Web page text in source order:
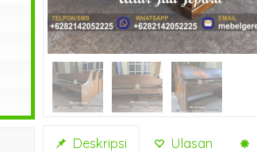
Deskripsi Ulasan